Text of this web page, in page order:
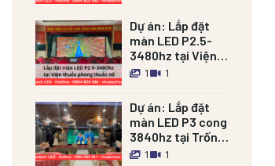
Dự án: Lắp đặt
màn LED P2.5-
3480hz tại Viện
thuốc phóng
1 1
Dự án: Lắp đặt
màn LED P3 cong
3840hz tại Trống
đồng Palace Nam
1 1